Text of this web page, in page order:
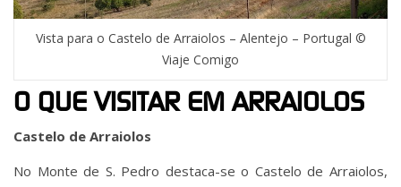
Vista para o Castelo de Arraiolos – Alentejo – Portugal ©
Viaje Comigo
O QUE VISITAR EM ARRAIOLOS
Castelo de Arraiolos
No Monte de S. Pedro destaca-se o Castelo de Arraiolos,